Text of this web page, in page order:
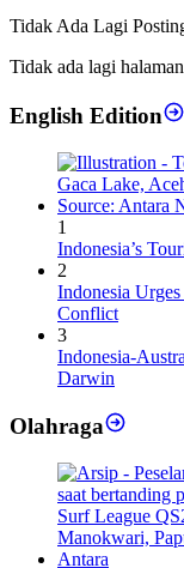
Tidak Ada Lagi
Tidak ada lagi
English Edition
1
Indonesia’s
2
Indonesia
Conflict
3
Indonesia-
Darwin
Olahraga